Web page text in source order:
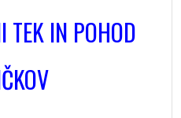
TEK IN POHOD